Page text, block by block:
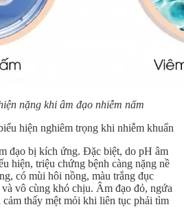
nặng khi âm đạo nhiễm nấm
hiện nghiêm trọng khi nhiễm khuẩn
đạo bị kích ứng. Đặc biệt, do pH âm
hiện, triệu chứng bệnh càng nặng nề
có mùi hôi nồng, màu trắng đục
vô cùng khó chịu. Âm đạo đỏ, ngứa
thấy mệt mỏi khi liên tục phải tìm